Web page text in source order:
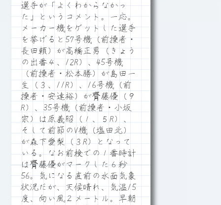
選手が「よくわからなかっ
た」というコメント。一応。
メーカー機をゲットした選手
を挙げると57号機（前操者・
長田頼）が高橋正男（きょう
の出番４、12R）、45号機
（前操者・松本勝）が島田一
生（３、11R）、16号機（前
操者・安達裕）が齊藤優（９
R）、35号機（前操者・小坂
宗）は原義昭（１、５R）、
そして前節のV機（塩田北）
が森下愛梨（３R）となって
いる。なお前検での１番時計
は齊藤優がマークした６秒
56。気になる直前の水面気象
状況だが、天候晴れ、気温15
度、向い風２メートル。早朝